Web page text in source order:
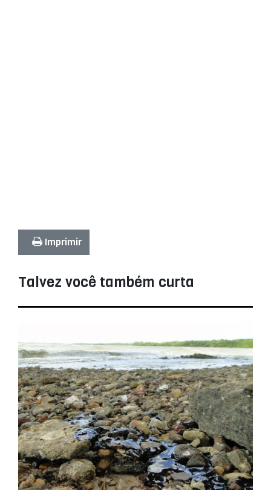
Imprimir
Talvez você também curta